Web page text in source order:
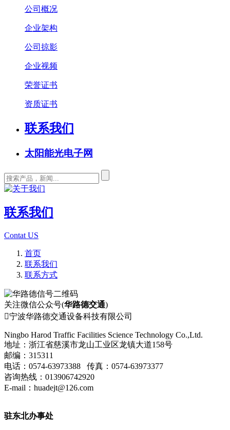
公司概况
企业架构
公司掠影
企业视频
荣誉证书
资质证书
联系我们
太阳能光电子网
联系我们
Contat US
首页
联系我们
联系方式
关注微信公众号(华路德交通)
宁波华路德交通设备科技有限公司
Ningbo Harod Traffic Facilities Science Technology Co.,Ltd.
地址：浙江省慈溪市龙山工业区龙镇大道158号
邮编：315311
电话：0574-63973388 传真：0574-63973377
咨询热线：013906742920
E-mail：huadejt@126.com
驻东北办事处